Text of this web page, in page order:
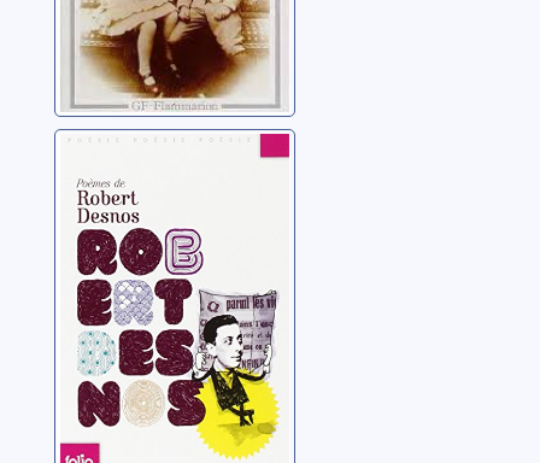
Poèmes de
Robert Desnos
Desnos, Robert